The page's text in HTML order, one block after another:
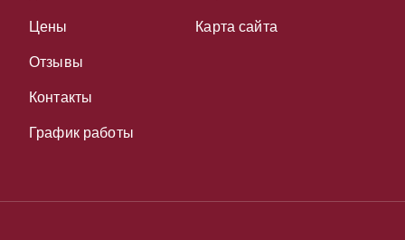
Цены
Отзывы
Контакты
График работы
Карта сайта